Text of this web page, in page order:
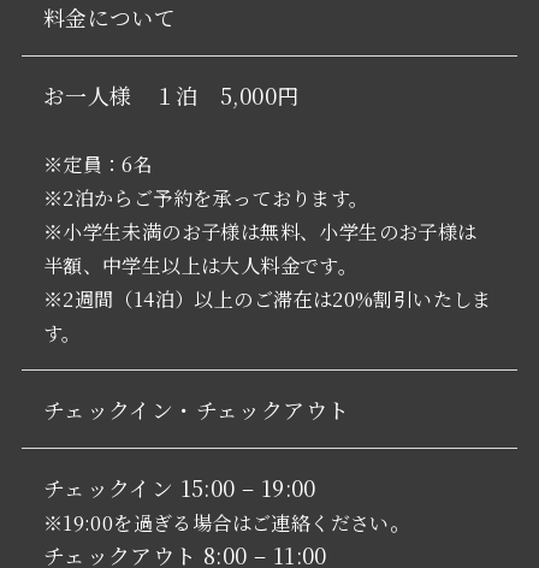
料金について
お一人様 １泊 5,000円
※定員：6名
※2泊からご予約を承っております。
※小学生未満のお子様は無料、小学生のお子様は
半額、中学生以上は大人料金です。
※2週間（14泊）以上のご滞在は20%割引いたしま
す。
チェックイン・チェックアウト
チェックイン 15:00 – 19:00
※19:00を過ぎる場合はご連絡ください。
チェックアウト 8:00 – 11:00